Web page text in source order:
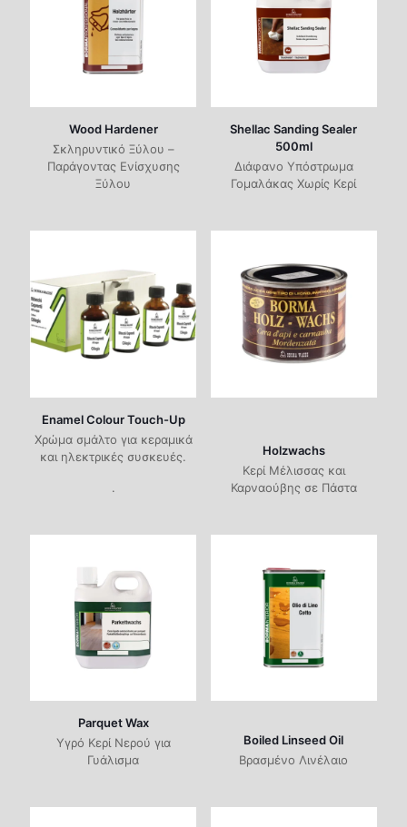
Wood Hardener
Σκληρυντικό Ξύλου –
Παράγοντας Ενίσχυσης
Ξύλου
Shellac Sanding Sealer
500ml
Διάφανο Υπόστρωμα
Γομαλάκας Χωρίς Κερί
Enamel Colour Touch-Up
Χρώμα σμάλτο για κεραμικά
και ηλεκτρικές συσκευές.
.
Holzwachs
Κερί Μέλισσας και
Καρναούβης σε Πάστα
Parquet Wax
Υγρό Κερί Νερού για
Γυάλισμα
Boiled Linseed Oil
Βρασμένο Λινέλαιο